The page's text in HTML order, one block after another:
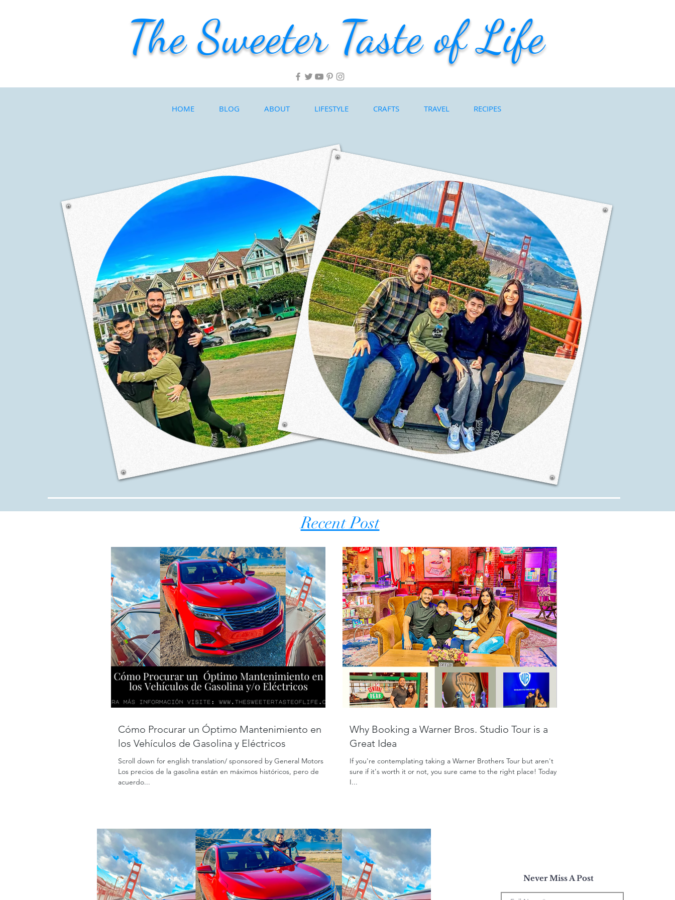
The Sweeter Taste of Life
Recent Post
Cómo Procurar un Óptimo Mantenimiento en
los Vehículos de Gasolina y Eléctricos
Scroll down for english translation/ sponsored by General Motors
Los precios de la gasolina están en máximos históricos, pero de
acuerdo...
Why Booking a Warner Bros. Studio Tour is a
Great Idea
If you're contemplating taking a Warner Brothers Tour but aren't
sure if it's worth it or not, you sure came to the right place! Today,
I...
Never Miss A Post
HOME BLOG ABOUT LIFESTYLE CRAFTS TRAVEL RECIPES